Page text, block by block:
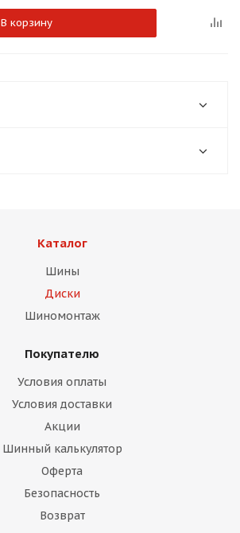
В корзину
Каталог
Шины
Диски
Шиномонтаж
Покупателю
Условия оплаты
Условия доставки
Акции
Шинный калькулятор
Оферта
Безопасность
Возврат
раз в 2 недели
plait.ru